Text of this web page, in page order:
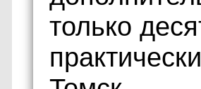
только